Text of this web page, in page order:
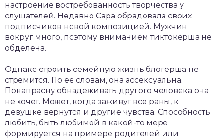
настроение востребованность творчества у
слушателей. Недавно Сара обрадовала своих
подписчиков новой композицией. Мужчин
вокруг много, поэтому вниманием тиктокерша не
обделена.
Однако строить семейную жизнь блогерша не
стремится. По ее словам, она ассексуальна.
Понапрасну обнадеживать другого человека она
не хочет. Может, когда заживут все раны, к
девушке вернутся и другие чувства. Способность
любить, быть любимой в какой-то мере
формируется на примере родителей или